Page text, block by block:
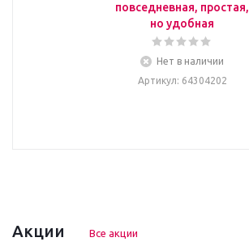
повседневная, простая,
но удобная
Нет в наличии
Артикул: 64304202
Акции Все акции